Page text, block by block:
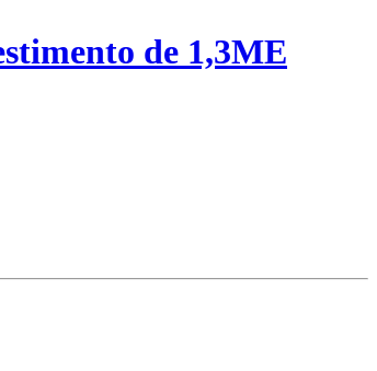
de 1,3ME